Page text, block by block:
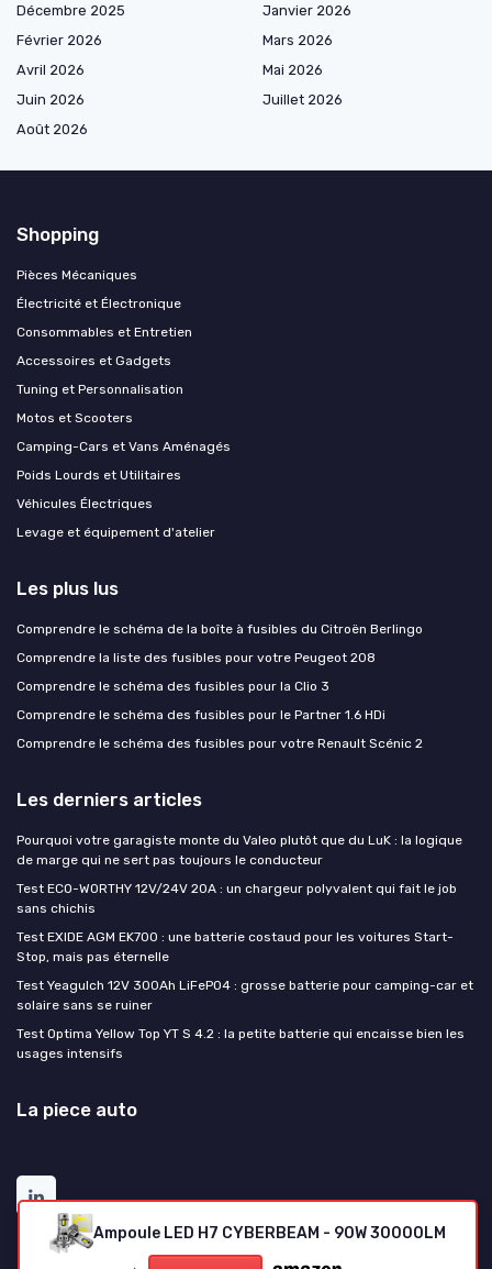
Ampoule LED H7 CYBERBEAM - 90W 30000LM
Décembre 2025
Janvier 2026
Février 2026
Mars 2026
Avril 2026
Mai 2026
Juin 2026
Juillet 2026
Août 2026
Shopping
Pièces Mécaniques
Électricité et Électronique
Consommables et Entretien
Accessoires et Gadgets
Tuning et Personnalisation
Motos et Scooters
Camping-Cars et Vans Aménagés
Poids Lourds et Utilitaires
Véhicules Électriques
Levage et équipement d'atelier
Les plus lus
Comprendre le schéma de la boîte à fusibles du Citroën Berlingo
Comprendre la liste des fusibles pour votre Peugeot 208
Comprendre le schéma des fusibles pour la Clio 3
Comprendre le schéma des fusibles pour le Partner 1.6 HDi
Comprendre le schéma des fusibles pour votre Renault Scénic 2
Les derniers articles
Pourquoi votre garagiste monte du Valeo plutôt que du LuK : la logique
de marge qui ne sert pas toujours le conducteur
Test ECO-WORTHY 12V/24V 20A : un chargeur polyvalent qui fait le job
sans chichis
Test EXIDE AGM EK700 : une batterie costaud pour les voitures Start-
Stop, mais pas éternelle
Test Yeagulch 12V 300Ah LiFePO4 : grosse batterie pour camping-car et
solaire sans se ruiner
Test Optima Yellow Top YT S 4.2 : la petite batterie qui encaisse bien les
usages intensifs
La piece auto